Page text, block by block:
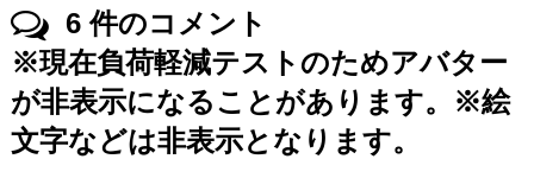
6件のコメント
※現在負荷軽減テストのためアバター
が非表示になることがあります。※絵
文字などは非表示となります。